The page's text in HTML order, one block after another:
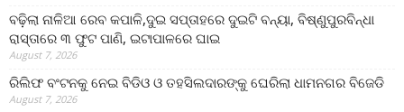
ବଢ଼ିଲା ନାଳିଆ ରେବ କପାଳି,ଦୁଇ ସପ୍ତାହରେ ଦୁଇଟି ବନ୍ୟା, ବିଷ୍ଣୁପୁରବିନ୍ଧା
ରାସ୍ତାରେ ୩ ଫୁଟ ପାଣି, ଇଟାପାଳରେ ଘାଇ
August 7, 2026
ରିଲିଫ ବଂଟନକୁ ନେଇ ବିଡିଓ ଓ ତହସିଲଦାରଙ୍କୁ ଘେରିଲା ଧାମନଗର ବିଜେଡି
August 7, 2026